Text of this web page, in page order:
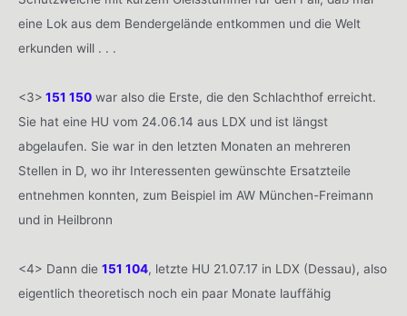
eine Lok aus dem Bendergelände entkommen und die Welt
erkunden will . . .
<3> 151 150 war also die Erste, die den Schlachthof erreicht.
Sie hat eine HU vom 24.06.14 aus LDX und ist längst
abgelaufen. Sie war in den letzten Monaten an mehreren
Stellen in D, wo ihr Interessenten gewünschte Ersatzteile
entnehmen konnten, zum Beispiel im AW München-Freimann
und in Heilbronn
<4> Dann die 151 104, letzte HU 21.07.17 in LDX (Dessau), also
eigentlich theoretisch noch ein paar Monate lauffähig